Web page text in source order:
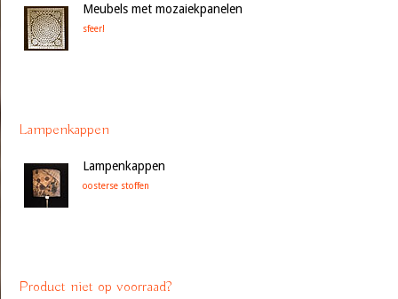
Meubels met mozaiekpanelen
sfeer!
Lampenkappen
Lampenkappen
oosterse stoffen
Product niet op voorraad?